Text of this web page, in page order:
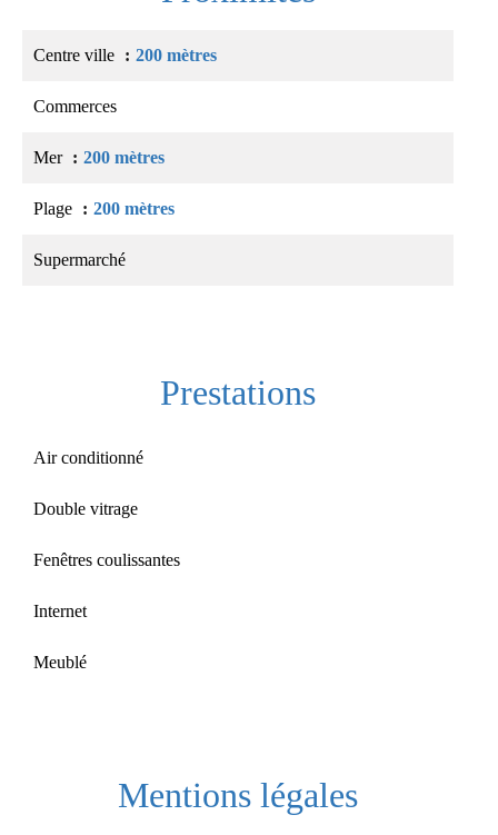
Centre ville 200 mètres
Commerces
Mer 200 mètres
Plage 200 mètres
Supermarché
Prestations
Air conditionné
Double vitrage
Fenêtres coulissantes
Internet
Meublé
Mentions légales